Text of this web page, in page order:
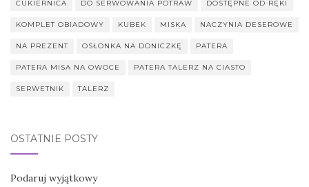
CUKIERNICA DO SERWOWANIA POTRAW DOSTĘPNE OD RĘKI
KOMPLET OBIADOWY KUBEK MISKA NACZYNIA DESEROWE
NA PREZENT OSŁONKA NA DONICZKĘ PATERA
PATERA MISA NA OWOCE PATERA TALERZ NA CIASTO
SERWETNIK TALERZ
OSTATNIE POSTY
Podaruj wyjątkowy